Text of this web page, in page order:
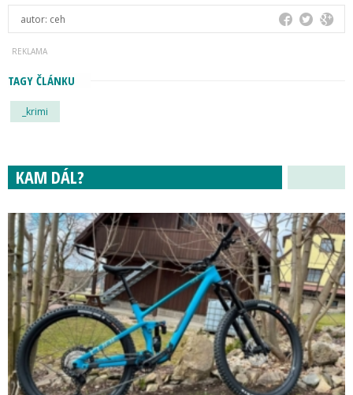
autor: ceh
TAGY ČLÁNKU
_krimi
KAM DÁL?